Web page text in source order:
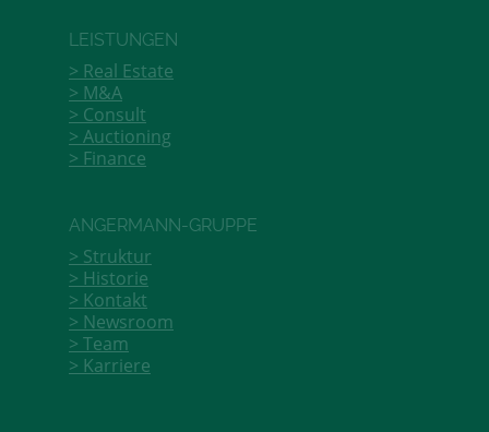
LEISTUNGEN
Real Estate
M&A
Consult
Auctioning
Finance
ANGERMANN-GRUPPE
Struktur
Historie
Kontakt
Newsroom
Team
Karriere